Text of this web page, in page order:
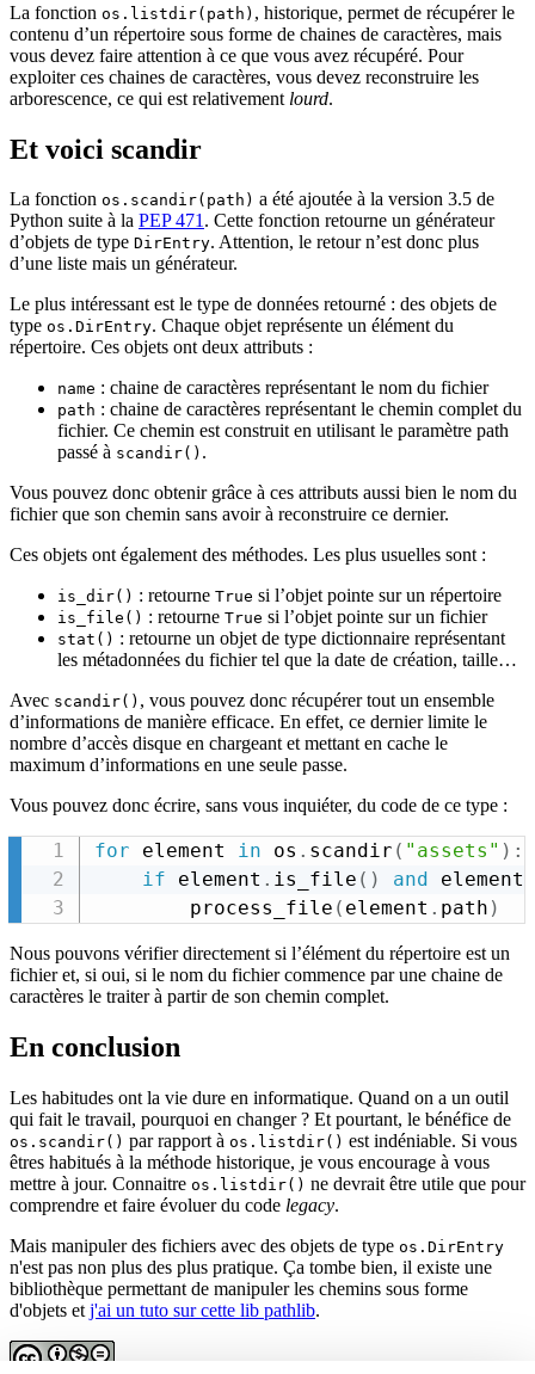
La fonction os.listdir(path) , historique, permet de récupérer le
contenu d’un répertoire sous forme de chaines de caractères, mais
vous devez faire attention à ce que vous avez récupéré. Pour
exploiter ces chaines de caractères, vous devez reconstruire les
arborescence, ce qui est relativement lourd.
Et voici scandir
La fonction os.scandir(path) a été ajoutée à la version 3.5 de
Python suite à la PEP 471. Cette fonction retourne un générateur
d’objets de type DirEntry. Attention, le retour n’est donc plus
d’une liste mais un générateur.
Le plus intéressant est le type de données retourné : des objets de
type os.DirEntry. Chaque objet représente un élément du
répertoire. Ces objets ont deux attributs :
name : chaine de caractères représentant le nom du fichier
path : chaine de caractères représentant le chemin complet du
fichier. Ce chemin est construit en utilisant le paramètre path
passé à scandir() .
Vous pouvez donc obtenir grâce à ces attributs aussi bien le nom du
fichier que son chemin sans avoir à reconstruire ce dernier.
Ces objets ont également des méthodes. Les plus usuelles sont :
is_dir() : retourne True si l’objet pointe sur un répertoire
is_file() : retourne True si l’objet pointe sur un fichier
stat() : retourne un objet de type dictionnaire représentant
les métadonnées du fichier tel que la date de création, taille…
Avec scandir() , vous pouvez donc récupérer tout un ensemble
d’informations de manière efficace. En effet, ce dernier limite le
nombre d’accès disque en chargeant et mettant en cache le
maximum d’informations en une seule passe.
Vous pouvez donc écrire, sans vous inquiéter, du code de ce type :
for element in os . scandir ( "assets" ) :
if element . is_file ( ) and element
        process_file
( element . path )
Nous pouvons vérifier directement si l’élément du répertoire est un
fichier et, si oui, si le nom du fichier commence par une chaine de
caractères le traiter à partir de son chemin complet.
En conclusion
Les habitudes ont la vie dure en informatique. Quand on a un outil
qui fait le travail, pourquoi en changer ? Et pourtant, le bénéfice de
os.scandir() par rapport à os.listdir() est indéniable. Si vous
êtres habitués à la méthode historique, je vous encourage à vous
mettre à jour. Connaitre os.listdir() ne devrait être utile que pour
comprendre et faire évoluer du code legacy.
Mais manipuler des fichiers avec des objets de type os.DirEntry
n'est pas non plus des plus pratique. Ça tombe bien, il existe une
bibliothèque permettant de manipuler les chemins sous forme
d'objets et j'ai un tuto sur cette lib pathlib.